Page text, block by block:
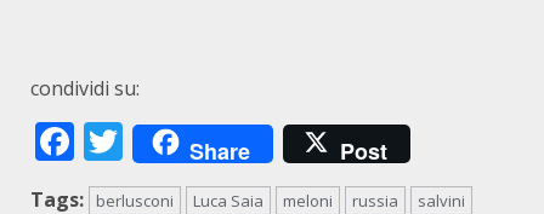
condividi su:
Facebook
Twitter
Share Post
Tags: berlusconi Luca Saia meloni russia
salvini